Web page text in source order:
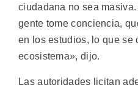
ciudadana no sea
gente tome conciencia,
en los estudios, lo que se
ecosistema», dijo.
Las autoridades licitan